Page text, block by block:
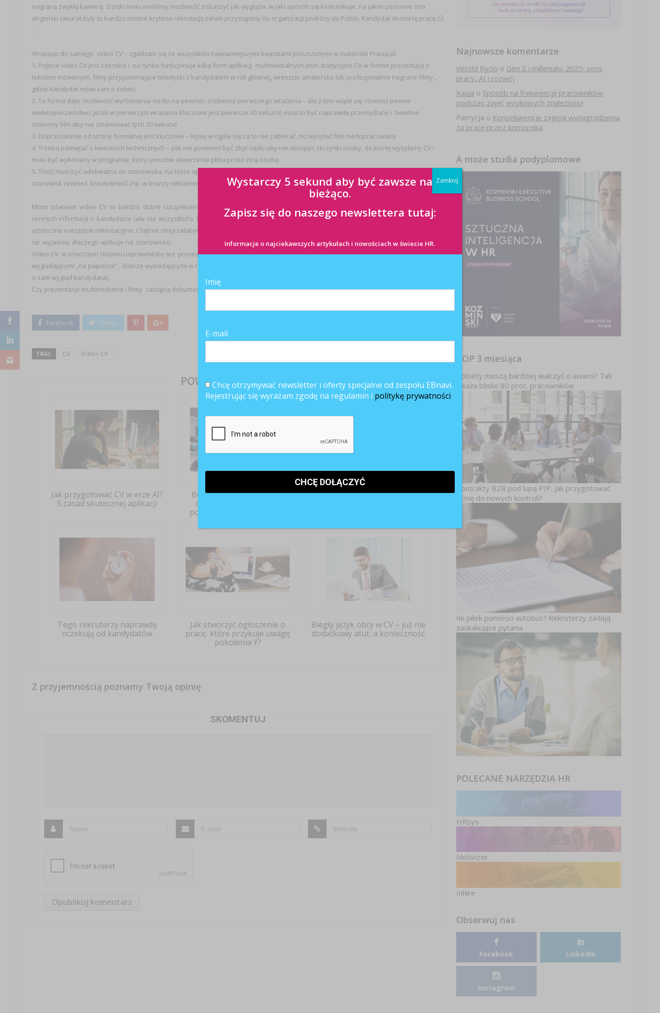
nagraną zwykłą kamerą. Dzięki temu mieliśmy możliwość zobaczyć jak wygląda, w jaki sposób się komunikuje, na jakim poziomie zna
angielski (akurat były to bardzo istotne kryteria rekrutacji) zanim przystąpimy do organizacji podróży do Polski. Kandydat dostał tę pracę 🙂
.
Wracając do samego video CV – zgadzam się ze wszystkimi najważniejszymi kwestiami poruszonymi w materiale Pracuj.pl:
1. Pojęcie video CV jest szerokie i na rynku funkcjonuje kilka form aplikacji multimedialnych (min. tradycyjne CV w formie prezentacji z
tekstem mówionym, filmy przypominające teledyski z kandydatem w roli głównej, wreszcie amatorsko lub profesjonalnie nagrane filmy ,
gdzie kandydat mówi sam o sobie).
2. Ta forma daje możliwość wyróżnienia się (to na pewno) i zrobienia pierwszego wrażenia – ale z tym wiąże się również pewne
niebezpieczeństwo. Jeżeli w pierwszym wrażeniu kluczowe jest pierwsze 30 sekund, musi to być naprawdę przemyślany i świetnie
zrobiony film aby nie zmarnować tych 30 sekund.
3. Dopracowanie od strony formalnej jest kluczowe – lepiej w ogóle się za to nie zabierać, niż wysyłać film niedopracowany.
4. Trzeba pamiętać o kwestiach technicznych – plik nie powinien być zbyt ciężki aby nie obciążyć skrzynki osoby, do której wysyłamy CV i
musi być wykonany w programie, który umożliwi otworzenie pliku przez inną osobę.
5. Treść musi być adekwatna do stanowiska, na które aplikujemy, powinna podkreślać profesjonalne umiejętności, w przypadku niektórych
stanowisk również kreatywność (np. w branży reklamowej czy w mediach).
Moim zdaniem video CV to bardzo dobre uzupełnienie tradycyjnego CV. Raczej podkreśla pewien potencjał kandydata i dostarcza
cennych informacji o kandydacie (ale nie wszystkich). Traktując video CV w ten sposób, otrzymujemy do dyspozycji naprawdę ciekawe i
użyteczne narzędzie rekrutacyjne. Chętnie obejrzałabym taką wypowiedź, gdzie kandydat mówi o swoich doświadczeniach zawodowych i
np. wyjaśnia, dlaczego aplikuje na stanowisko.
Video CV w znacznym stopniu usprawniłoby też proces screeningu aplikacji. Wielokrotnie miałam do czynienia z kandydatami świetnie
wyglądającymi „na papierze”, dobrze wypadającymi w rozmowie telefonicznej, a niedobrze prezentującymi się osobiście (i nie chodzi tutaj
o sam wygląd kandydata).
Czy prezentacje multimedialne i filmy zastąpią dokumenty tekstowe? Raczej nie w najbliższej przyszłości.
TAGI: CV Video CV
POWIĄZANE ARTYKUŁY
Jak przygotować CV w erze AI?
5 zasad skutecznej aplikacji
BestJobs – kompleksowe
rozwiązania w zakresie
pozyskiwania kandydatów
Jak napisać dobre ogłoszenie o
Tego rekruterzy naprawdę
oczekują od kandydatów
Jak stworzyć ogłoszenie o
pracę, które przykuje uwagę
pokolenia Y?
Biegły język obcy w CV – już nie
dodatkowy atut, a konieczność
Z przyjemnością poznamy Twoją opinię
SKOMENTUJ
Najnowsze komentarze
Witold Rycio o Gen Z i millenialsi 2025: sens
pracy, AI i rozwój
Kasia o Sposób na frekwencję pracowników
podczas zajęć językowych znaleziony!
Patrycja o Konsekwencje zajęcia wynagrodzenia
za pracę przez komornika
A może studia podyplomowe
TOP 3 miesiąca
Kobiety muszą bardziej walczyć o awans? Tak
uważa blisko 80 proc. pracowników
Kontrakty B2B pod lupą PIP. Jak przygotować
firmę do nowych kontroli?
Ile piłek pomieści autobus? Rekruterzy zadają
zaskakujące pytania
POLECANE NARZĘDZIA HR
HRsys
Motivizer
Inhire
Obserwuj nas
Facebook LinkedIn
Instagram
Wystarczy 5 sekund aby być zawsze na
bieżąco.
Zapisz się do naszego newslettera tutaj:
Informacje o najciekawszych artykułach i nowościach w świecie HR.
Imię
E-mail
Chcę otrzymywać newsletter i oferty specjalne od zespołu EBnavi.
Rejestrując się wyrażam zgodę na regulamin i politykę prywatności
Zamknij